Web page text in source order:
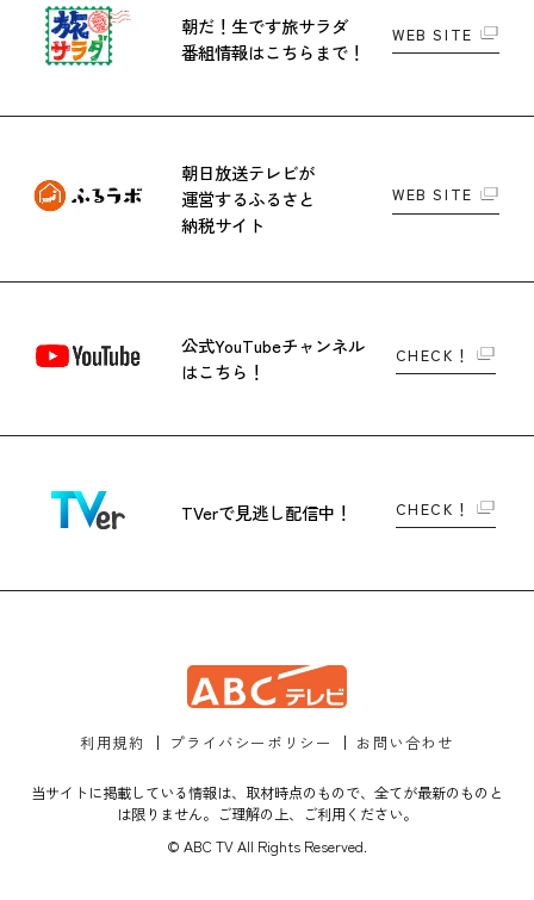
朝だ！生です旅サラダ
番組情報はこちらまで！
WEB SITE
朝日放送テレビが
運営するふるさと
納税サイト
WEB SITE
公式YouTubeチャンネル
はこちら！
CHECK！
TVerで見逃し配信中！ CHECK！
利用規約 プライバシーポリシー お問い合わせ
当サイトに掲載している情報は、取材時点のもので、全てが最新のものと
は限りません。ご理解の上、ご利用ください。
© ABC TV All Rights Reserved.